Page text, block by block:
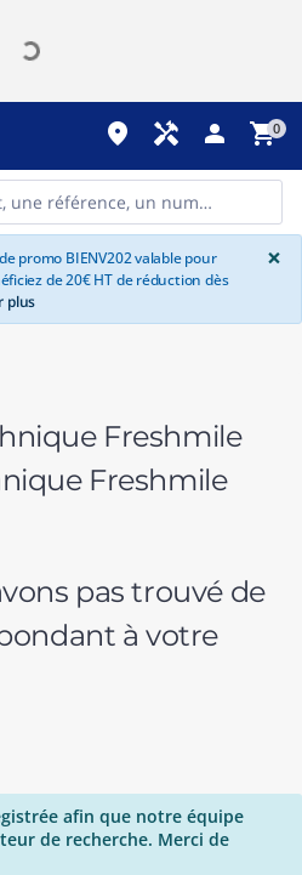
place handyman person shopping_cart0
promo BIENV202 valable pour
de 20€ HT de réduction dès
plus
×
Freshmile
pas trouvé de
à votre
afin que notre équipe
de recherche. Merci de